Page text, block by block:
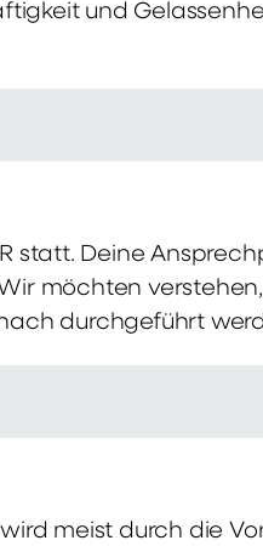
und
statt. Deine
möchten
durchgeführt
meist durch die